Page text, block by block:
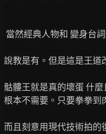
說教是有。但是這是王道
骷髏王就是真的壞蛋 什
根本不需要。只要拳拳到
而且刻意用現代技術拍的